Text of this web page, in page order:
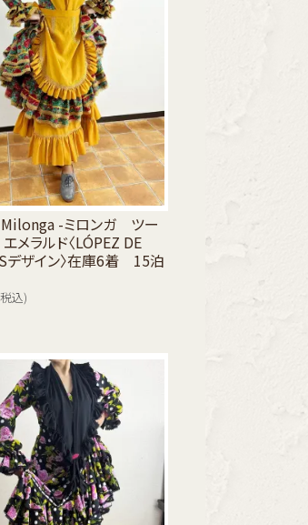
Milonga -ミロンガ ツー
メラルド〈LÓPEZ DE
デザイン〉在庫6着 15泊
込)